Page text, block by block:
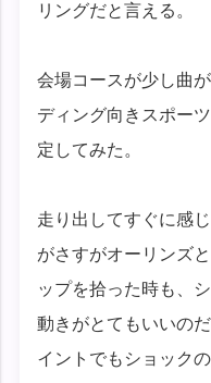
リングだと言える。
会場コースが少し曲
ディング向きスポー
定してみた。
走り出してすぐに感
がさすがオーリンズ
ップを拾った時も、
動きがとてもいいの
イントでもショック